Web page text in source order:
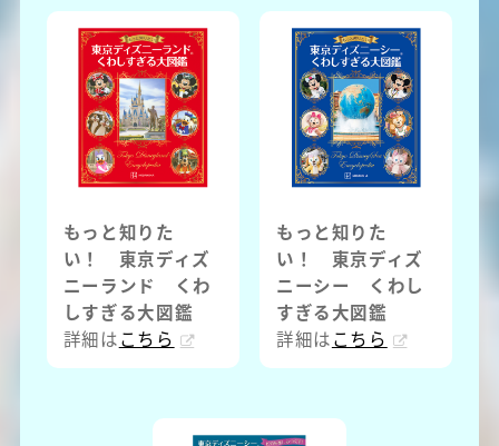
もっと知りた
い！ 東京ディズ
ニーランド くわ
しすぎる大図鑑
詳細はこちら
もっと知りた
い！ 東京ディズ
ニーシー くわし
すぎる大図鑑
詳細はこちら